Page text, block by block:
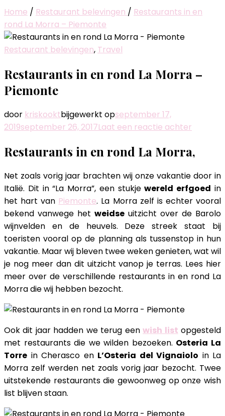
Home / Restaurant belevingen / Restaurants in en
rond La Morra – Piemonte
Restaurant belevingen, Travel
Restaurants in en rond La Morra –
Piemonte
door kriskooktbijgewerkt opseptember 17,
2019september 26, 2017Laat een reactie achter
in
rond
La
Morra
–
Restaurants in en rond La Morra,
Net zoals vorig jaar brachten wij onze vakantie door in
Italië. Dit in “La Morra”, een stukjewereld erfgoed in
het hart van Piemonte. La Morra zelf is echter vooral
bekend vanwege het weidse uitzicht over de Barolo
wijnvelden en de heuvels. Deze streek staat bij
toeristen vooral op de planning als tussenstop in hun
vakantie. Maar wij bleven twee weken genieten, wat wil
je nog meer dan dit uitzicht vanop je terras. Lees hier
meer over de verschillende restaurants in en rond La
Morra die wij hebben bezocht.
Ook dit jaar hadden we terug eenwish list opgesteld
met restaurants die we wilden bezoeken. Osteria La
Torre in Cherasco en L’Osteria del Vignaiolo in La
Morra zelf werden net zoals vorig jaar bezocht. Twee
uitstekende restaurants die gewoonweg op onze wish
list blijven staan.